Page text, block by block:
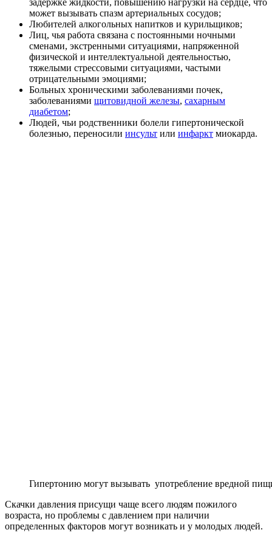
задержке жидкости, повышению нагрузки на сердце, что
может вызывать спазм артериальных сосудов;
Любителей алкогольных напитков и курильщиков;
Лиц, чья работа связана с постоянными ночными
сменами, экстренными ситуациями, напряженной
физической и интеллектуальной деятельностью,
тяжелыми стрессовыми ситуациями, частыми
отрицательными эмоциями;
Больных хроническими заболеваниями почек,
заболеваниями щитовидной железы, сахарным
диабетом;
Людей, чьи родственники болели гипертонической
болезнью, переносили инсульт или инфаркт миокарда.
Гипертонию могут вызывать употребление вредной
Скачки давления присущи чаще всего людям пожилого
возраста, но проблемы с давлением при наличии
определенных факторов могут возникать и у молодых людей.